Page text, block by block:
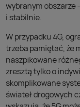
wybranym obszarze
i stabilnie.
W przypadku 4G,
trzeba pamiętać, że
naszpikowane
zresztą tylko o
skomplikowane
świateł drogowych